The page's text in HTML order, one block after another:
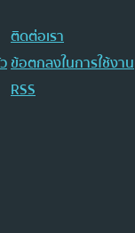
ติดต่อเรา
ข้อตกลงในการใช้งาน
RSS